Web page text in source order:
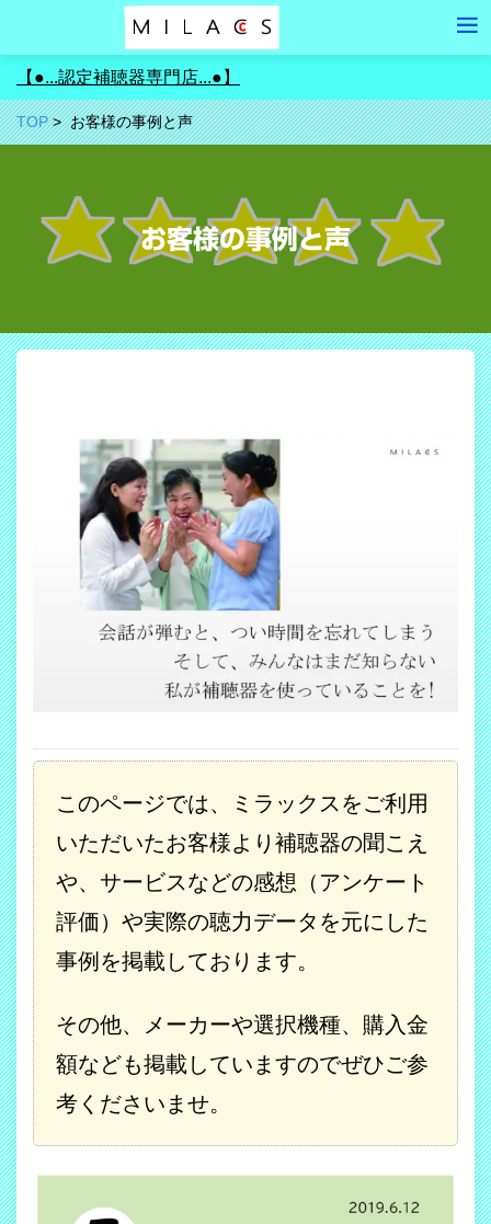
【●...認定補聴器専門店...●】
TOP お客様の事例と声
お客様の事例と声
このページでは、ミラックスをご利用
いただいたお客様より補聴器の聞こえ
や、サービスなどの感想（アンケート
評価）や実際の聴力データを元にした
事例を掲載しております。
その他、メーカーや選択機種、購入金
額なども掲載していますのでぜひご参
考くださいませ。